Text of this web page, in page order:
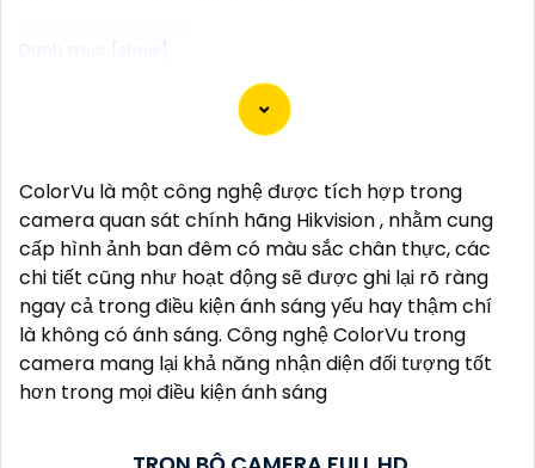
Đây là một mẫu camera 2.0MP FULL HD rất tốt mà
bạn có thể sử dụng để giám sát và bảo vệ nhà cửa
cấp hình ảnh sắc nét, chất lượng cao và có khả
năng quan sát trong đêm thông qua công nghệ
hồng ngoại.
Dưới đây là một mô tả cơ bản về chiếc camera này:
- Độ phân giải: 2.0MP FULL HD- Chất lượng hình ảnh:
Sắc nét, chất lượng cao- Công nghệ hồng ngoại: Có
khả năng quan sát trong đêm- Kết nối: Dây cáp,
hoặc không dây tùy chọn- Ứng dụng điều khiển: Có
internet từ xa- Chức năng cảnh báo: Có thể cài đặt
ColorVu là một công nghệ được tích hợp trong
camera quan sát chính hãng Hikvision , nhằm cung
cấp hình ảnh ban đêm có màu sắc chân thực, các
chi tiết cũng như hoạt động sẽ được ghi lại rõ ràng
ngay cả trong điều kiện ánh sáng yếu hay thậm chí
là không có ánh sáng. Công nghệ ColorVu trong
camera mang lại khả năng nhận diện đối tượng tốt
hơn trong mọi điều kiện ánh sáng